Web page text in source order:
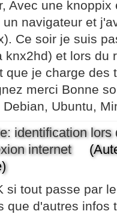
Avec une
un navigateur et
Ce soir je suis
knx2hd) et lors du
que je charge des
merci Bonne
Debian, Ubuntu,
identification lors
internet
si tout passe par
que d'autres infos